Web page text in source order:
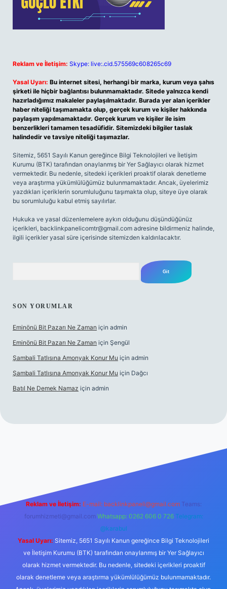
Reklam ve İletişim: Skype: live:.cid.575569c608265c69
Yasal Uyarı: Bu internet sitesi, herhangi bir marka, kurum veya şahıs
şirketi ile hiçbir bağlantısı bulunmamaktadır. Sitede yalnızca kendi
hazırladığımız makaleler paylaşılmaktadır. Burada yer alan içerikler
haber niteliği taşımamakta olup, gerçek kurum ve kişiler hakkında
paylaşım yapılmamaktadır. Gerçek kurum ve kişiler ile isim
benzerlikleri tamamen tesadüfidir. Sitemizdeki bilgiler taslak
halindedir ve tavsiye niteliği taşımazlar.
Sitemiz, 5651 Sayılı Kanun gereğince Bilgi Teknolojileri ve İletişim
Kurumu (BTK) tarafından onaylanmış bir Yer Sağlayıcı olarak hizmet
vermektedir. Bu nedenle, sitedeki içerikleri proaktif olarak denetleme
veya araştırma yükümlülüğümüz bulunmamaktadır. Ancak, üyelerimiz
yazdıkları içeriklerin sorumluluğunu taşımakta olup, siteye üye olarak
bu sorumluluğu kabul etmiş sayılırlar.
Hukuka ve yasal düzenlemelere aykırı olduğunu düşündüğünüz
içerikleri, backlinkpanelicomtr@gmail.com adresine bildirmeniz halinde,
ilgili içerikler yasal süre içerisinde sitemizden kaldırılacaktır.
SON YORUMLAR
Eminönü Bit Pazarı Ne Zaman için admin
Eminönü Bit Pazarı Ne Zaman için Şengül
Şambali Tatlısına Amonyak Konur Mu için admin
Şambali Tatlısına Amonyak Konur Mu için Dağcı
Batıl Ne Demek Namaz için admin
Reklam ve İletişim: E-mail: backlinkpaneli@gmail.com Teams:
forumhizmeti@gmail.com Whatsapp: 0262 606 0 726 Telegram:
@karabul
Yasal Uyarı: Sitemiz, 5651 Sayılı Kanun gereğince Bilgi Teknolojileri
ve İletişim Kurumu (BTK) tarafından onaylanmış bir Yer Sağlayıcı
olarak hizmet vermektedir. Bu nedenle, sitedeki içerikleri proaktif
olarak denetleme veya araştırma yükümlülüğümüz bulunmamaktadır.